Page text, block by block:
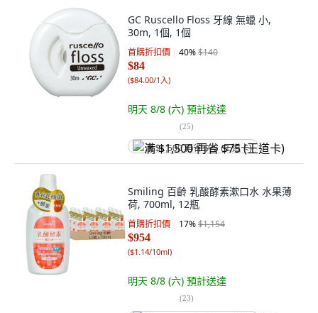
GC Ruscello Floss 牙線 無蠟 小,
30m, 1個, 1個
首購折扣價 40%$140
$84
($84.00/1入)
明天 8/8 (六) 預計送達
(25)
满 $1,500 再省 $75 (王道卡)
Smiling 百齡 乳酸酵素漱口水 水果薄
荷, 700ml, 12瓶
首購折扣價 17%$1,154
$954
($1.14/10ml)
明天 8/8 (六) 預計送達
(23)